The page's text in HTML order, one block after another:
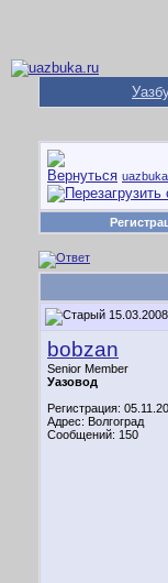
bobzan
Senior Member
Уазовод
Регистрация:
Адрес: Волгоград
Сообщений: 150